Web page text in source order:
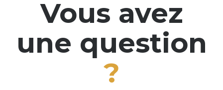
Vous avez
une question
?